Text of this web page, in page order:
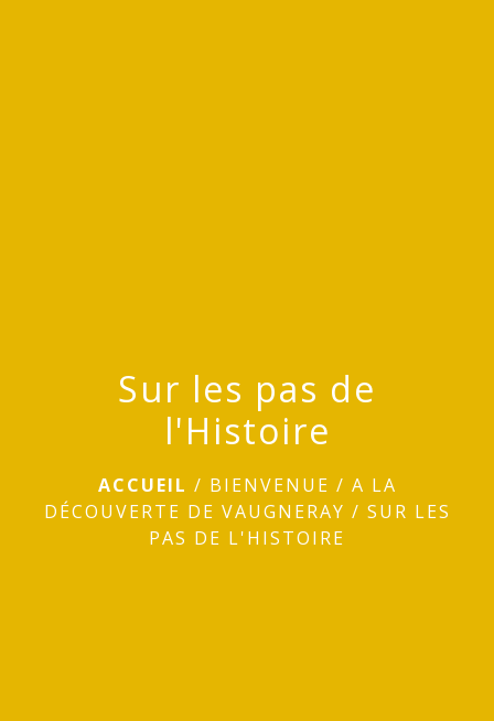
Sur les pas de
l'Histoire
ACCUEIL / BIENVENUE / A LA
DÉCOUVERTE DE VAUGNERAY / SUR LES
PAS DE L'HISTOIRE